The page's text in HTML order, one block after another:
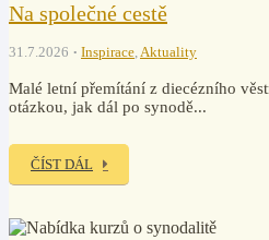
Na společné cestě
31.7.2026 Inspirace,Aktuality
Malé letní přemítání z diecézního
otázkou, jak dál po synodě...
ČÍST DÁL